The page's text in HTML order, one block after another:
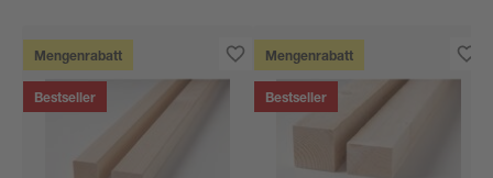
Mengenrabatt
Bestseller
Mengenrabatt
Bestseller